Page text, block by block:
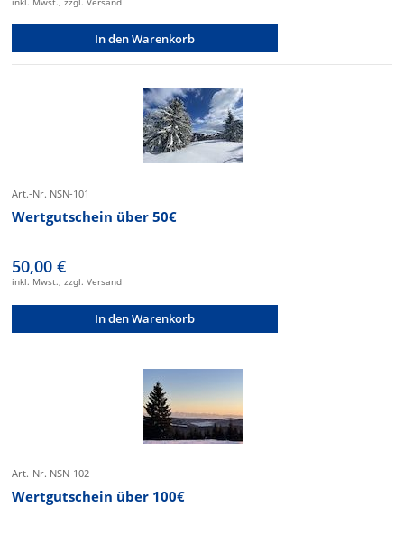
In den Warenkorb
Art.-Nr. NSN-101
Wertgutschein über 50€
50,00 €
inkl. Mwst., zzgl. Versand
In den Warenkorb
Art.-Nr. NSN-102
Wertgutschein über 100€